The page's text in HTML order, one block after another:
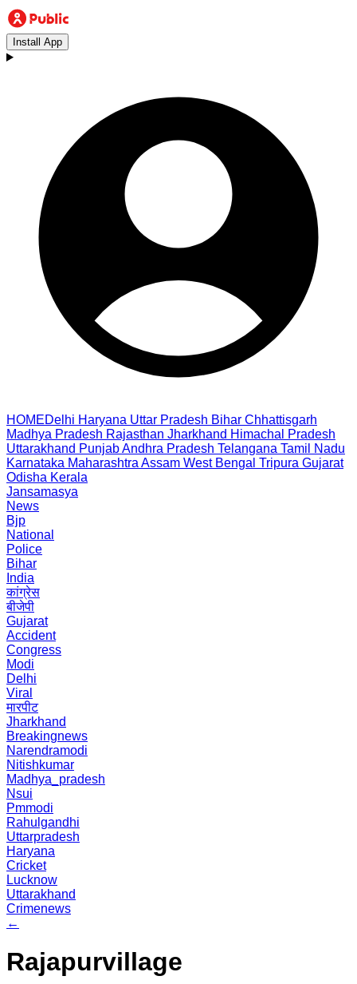
Install App
HOMEDelhi Haryana Uttar Pradesh Bihar Chhattisgarh
Madhya Pradesh Rajasthan Jharkhand Himachal Pradesh
Uttarakhand PunjabAndhra Pradesh Telangana Tamil Nadu
Karnataka Maharashtra Assam West Bengal Tripura Gujarat
Odisha Kerala
Jansamasya
News
Bjp
National
Police
Bihar
India
कांग्रेस
बीजेपी
Gujarat
Accident
Congress
Modi
Delhi
Viral
मारपीट
Jharkhand
Breakingnews
Narendramodi
Nitishkumar
Madhya_pradesh
Nsui
Pmmodi
Rahulgandhi
Uttarpradesh
Haryana
Cricket
Lucknow
Uttarakhand
Crimenews
←
Rajapurvillage